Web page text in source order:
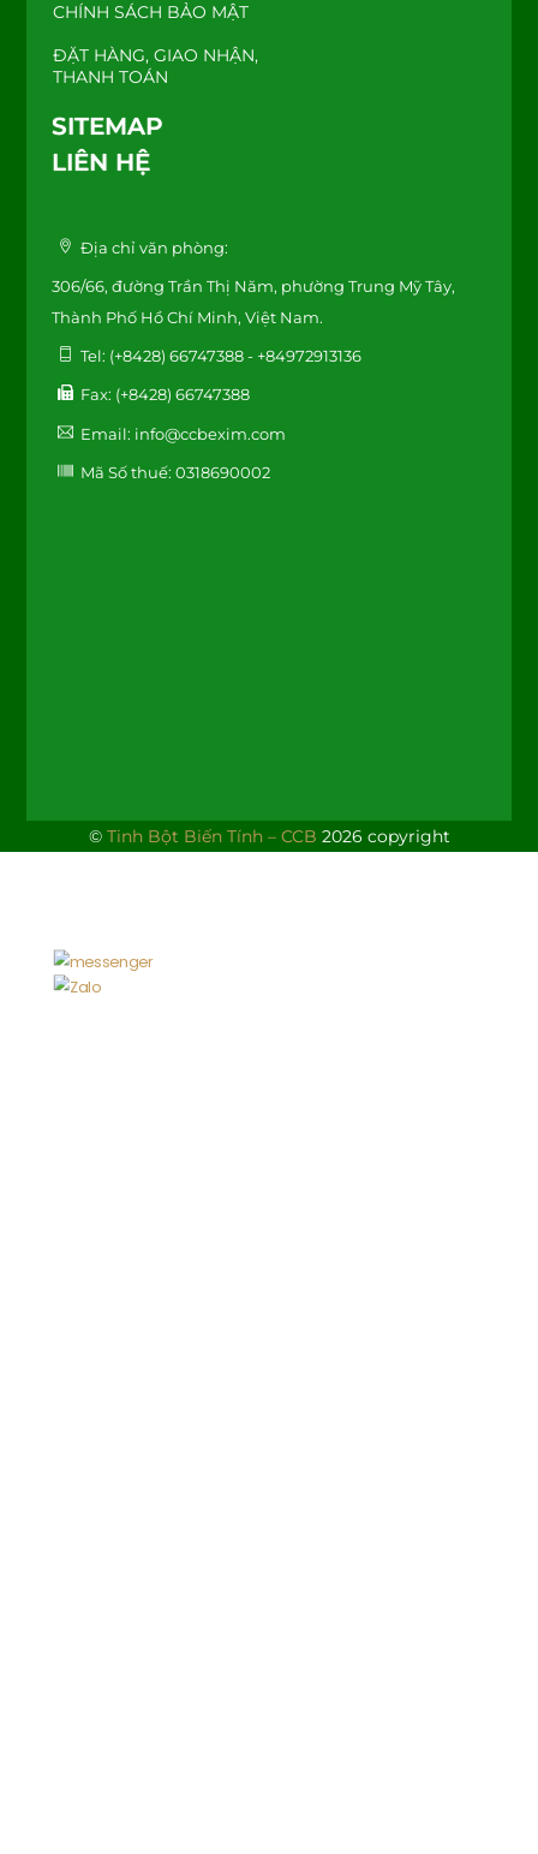
CHÍNH SÁCH BẢO MẬT
ĐẶT HÀNG, GIAO NHẬN,
THANH TOÁN
SITEMAP
LIÊN HỆ
Địa chỉ văn phòng:
306/66, đường Trần Thị Năm, phường Trung Mỹ Tây,
Thành Phố Hồ Chí Minh, Việt Nam.
Tel: (+8428) 66747388 - +84972913136
Fax: (+8428) 66747388
Email: info@ccbexim.com
Mã Số thuế: 0318690002
© Tinh Bột Biến Tính – CCB 2026 copyright